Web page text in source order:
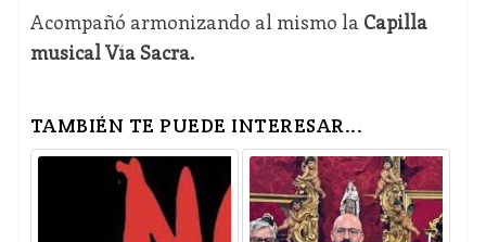
Acompañó armonizando al mismo la Capilla
musical Vía Sacra.
TAMBIÉN TE PUEDE INTERESAR...